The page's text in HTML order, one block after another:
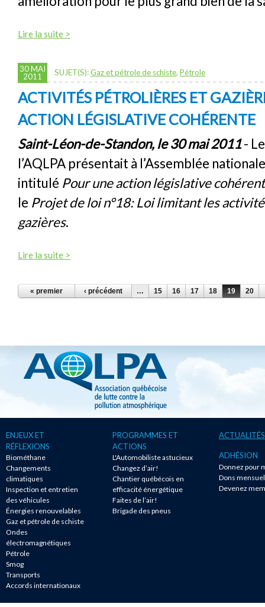
Lire la suite >
30 MAI
2011
SUJET(S):Gaz et pétrole de schiste, Pétrole
ACTIVITÉS PÉTROLIÈRES ET
ACTION LÉGISLATIVE COHÉRENTE
Saint-Léon-de-Standon, le 30 mai 2011-
l’AQLPA présentait à l’Assemblée
intitulé Pour une action législative
le Projet de loi n°18: Loi limitant les
gazières.
Lire la suite >
PAGES
« premier ‹ précédent … 15 16 17 18 19 20
ENJEUX ET
RÉFLEXIONS
Biométhane
Changements
climatiques
Inspection et entretien
des véhicules
Énergies renouvelables
Gaz et pétrole de schiste
Ondes
électromagnétiques
Pétrole
Smog
Transports
Accords internationaux
PROGRAMMES ET
ACTIONS
L'Automobiliste astucieux
Changez d’air!
Chantier québécois en
efficacité énergétique
Faites de l’air!
Brigade des pneus
ACTUALITÉS
ADHÉSION
Donnez pour
Dons
Devenez